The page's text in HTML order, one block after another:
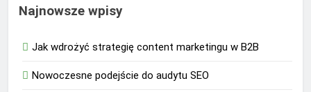
Najnowsze wpisy
Jak wdrożyć strategię content marketingu w B2B
Nowoczesne podejście do audytu SEO